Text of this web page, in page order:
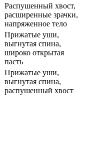
Распушенный хвост,
расширенные зрачки,
напряженное тело
Прижатые уши,
выгнутая спина,
широко открытая
пасть
Прижатые уши,
выгнутая спина,
распушенный хвост